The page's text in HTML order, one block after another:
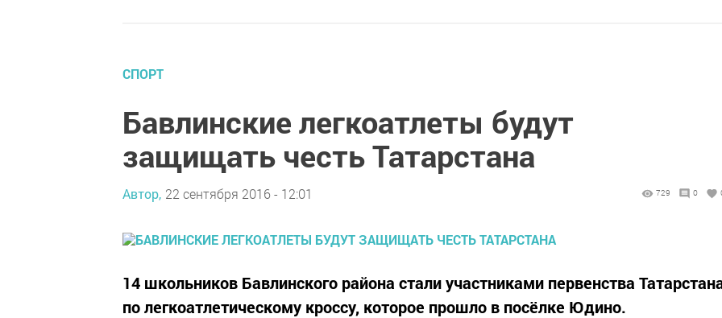
СПОРТ
Бавлинские легкоатлеты будут
защищать честь Татарстана
Автор, 22 сентября 2016 - 12:01 729 0
14 школьников Бавлинского района стали участниками первенства
по легкоатлетическому кроссу, которое прошло в посёлке Юдино.